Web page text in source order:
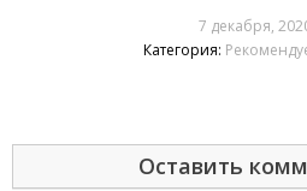
7 декабря,
Категория:
Оставить